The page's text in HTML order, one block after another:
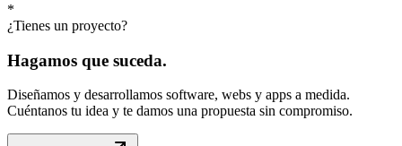
*
¿Tienes un proyecto?
Hagamos que suceda.
Diseñamos y desarrollamos software, webs y apps a medida.
Cuéntanos tu idea y te damos una propuesta sin compromiso.